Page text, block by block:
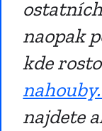
naopak
kde
najdete